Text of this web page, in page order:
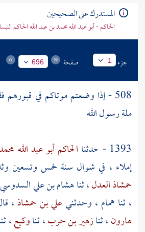
المستدرك على الصحيحين
الحاكم - أبو عبد الله محمد بن عبد الله الحاكم
جزء 1 صفحة 696
508 - إذا وضعتم موتاكم في
ملة رسول الله
1393 - حدثنا
الحاكم أبو عبد الله
إملاء ، في شوال سنة خمس وتسعين
حمشاذ العدل، ثناهشام بن علي السدوسي
، ثنا همام ، وحدثنيعلي بن حمشاذ،
هارون، ثنازهير بن حرب، ثناوكيع،